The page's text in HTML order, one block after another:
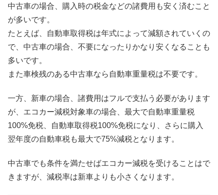
中古車の場合、購入時の税金などの諸費用も安く済むこと
が多いです。
たとえば、自動車取得税は年式によって減額されていくの
で、中古車の場合、不要になったりかなり安くなることも
多いです。
また車検残のある中古車なら自動車重量税は不要です。
一方、新車の場合、諸費用はフルで支払う必要があります
が、エコカー減税対象車の場合、最大で自動車重量税
100%免税、自動車取得税100%免税になり、さらに購入
翌年度の自動車税も最大で75%減税となります。
中古車でも条件を満たせばエコカー減税を受けることはで
きますが、減税率は新車よりも小さくなります。